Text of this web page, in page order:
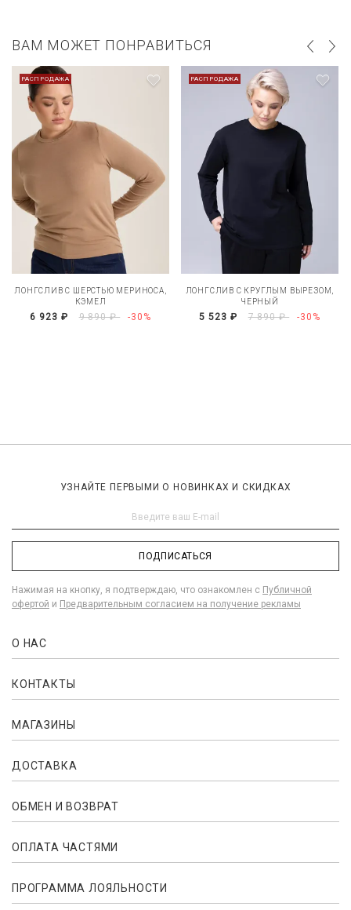
ВАМ МОЖЕТ ПОНРАВИТЬСЯ
РАСПРОДАЖА
ЛОНГСЛИВ С ШЕРСТЬЮ МЕРИНОСА,
КЭМЕЛ
6 923 ₽ 9 890 ₽ -30%
РАСПРОДАЖА
ЛОНГСЛИВ С КРУГЛЫМ ВЫРЕЗОМ,
ЧЕРНЫЙ
5 523 ₽ 7 890 ₽ -30%
УЗНАЙТЕ ПЕРВЫМИ О НОВИНКАХ И СКИДКАХ
ПОДПИСАТЬСЯ
Нажимая на кнопку, я подтверждаю, что ознакомлен с Публичной
офертой и Предварительным согласием на получение рекламы
О НАС
КОНТАКТЫ
МАГАЗИНЫ
ДОСТАВКА
ОБМЕН И ВОЗВРАТ
ОПЛАТА ЧАСТЯМИ
ПРОГРАММА ЛОЯЛЬНОСТИ